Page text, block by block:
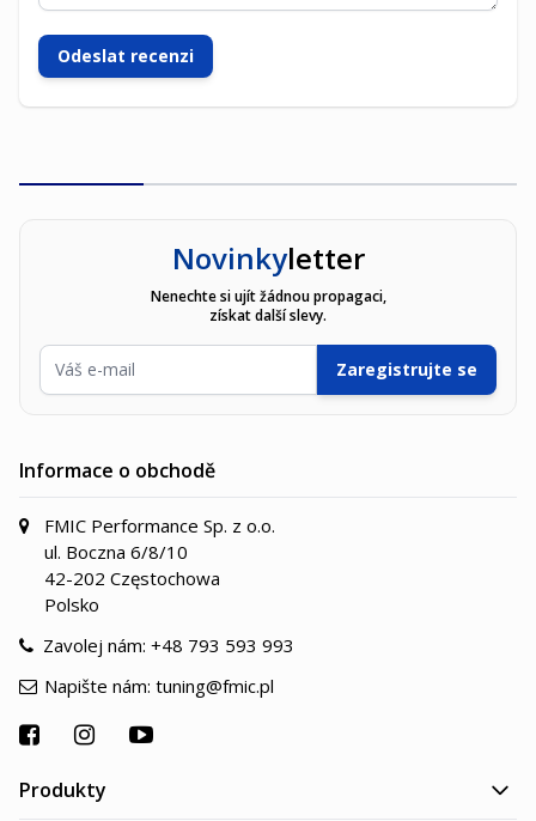
Odeslat recenzi
Novinkyletter
Nenechte si ujít žádnou propagaci,
získat další slevy.
E-mailová adresa
Zaregistrujte se
Informace o obchodě
FMIC Performance Sp. z o.o.
ul. Boczna 6/8/10
42-202 Częstochowa
Polsko
Zavolej nám: +48 793 593 993
Napište nám: tuning@fmic.pl
Produkty